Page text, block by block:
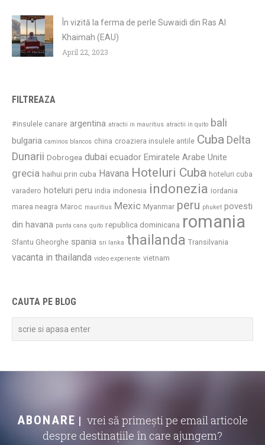
În vizită la ferma de perle Suwaidi din Ras Al
Khaimah (EAU)
April 22, 2023
FILTREAZA
#insulele canare argentina atractii in mauritius atractii in quito bali
bulgaria caminos blancos china croaziera insulele antile Cuba Delta
Dunarii Dobrogea dubai ecuador Emiratele Arabe Unite
grecia haihui prin cuba Havana Hoteluri Cuba hoteluri cuba
varadero hoteluri peru india indonesia indonezia iordania
marea neagra Maroc mauritius Mexic Myanmar peru phuket povesti
din havana punta cana quito republica dominicana romania
Sfantu Gheorghe spania sri lanka thailanda Transilvania
vacanta in thailanda video experiente vietnam
CAUTA PE BLOG
ABONARE
vrei să primești pe email articole
despre destinațiile în care ajungem?